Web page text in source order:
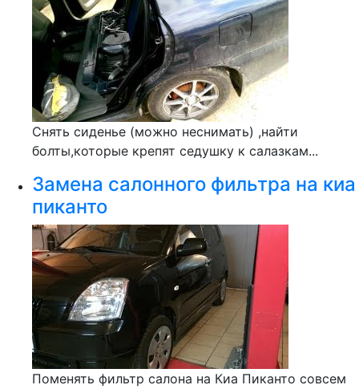
Снять сиденье (можно неснимать) ,найти
болты,которые крепят седушку к салазкам...
Замена салонного фильтра на киа
пиканто
Поменять фильтр салона на Киа Пиканто совсем